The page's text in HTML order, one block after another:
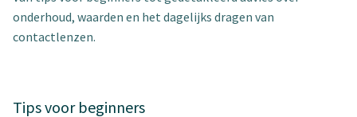
onderhoud, waarden en het dagelijks dragen van
contactlenzen.
Tips voor beginners